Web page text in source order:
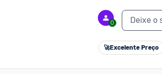
0 Deixe o
🚀Excelente Preço